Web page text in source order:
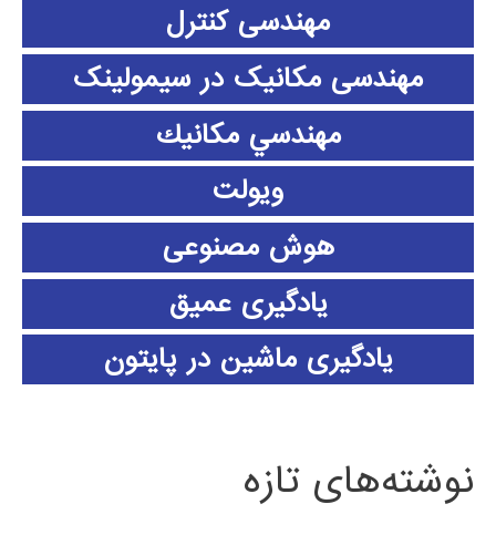
مهندسی کنترل
مهندسی مکانیک در سیمولینک
مهندسي مكانيك
ویولت
هوش مصنوعی
یادگیری عمیق
یادگیری ماشین در پایتون
نوشته‌های تازه